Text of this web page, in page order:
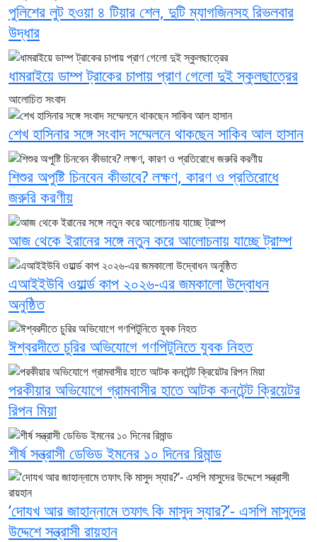
পুলিশের লুট হওয়া ৪ টিয়ার শেল, দুটি ম্যাগজিনসহ রিভলবার
উদ্ধার
ধামরাইয়ে ডাম্প ট্রাকের চাপায় প্রাণ গেলো দুই স্কুলছাত্রের
আলোচিত সংবাদ
শেখ হাসিনার সঙ্গে সংবাদ সম্মেলনে থাকছেন সাকিব আল হাসান
শিশুর অপুষ্টি চিনবেন কীভাবে? লক্ষণ, কারণ ও প্রতিরোধে
জরুরি করণীয়
আজ থেকে ইরানের সঙ্গে নতুন করে আলোচনায় যাচ্ছে ট্রাম্প
এআইইউবি ওয়ার্ল্ড কাপ ২০২৬-এর জমকালো উদ্বোধন
অনুষ্ঠিত
ঈশ্বরদীতে চুরির অভিযোগে গণপিটুনিতে যুবক নিহত
পরকীয়ার অভিযোগে গ্রামবাসীর হাতে আটক কনটেন্ট ক্রিয়েটর
রিপন মিয়া
শীর্ষ সন্ত্রাসী ডেভিড ইমনের ১০ দিনের রিমান্ড
‘দোযখ আর জাহান্নামে তফাৎ কি মাসুদ স্যার?’- এসপি মাসুদের
উদ্দেশে সন্ত্রাসী রায়হান